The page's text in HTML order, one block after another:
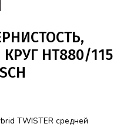
HT880/115
TWISTER средней